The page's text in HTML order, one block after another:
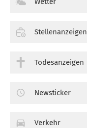
Stellenanzeigen
Todesanzeigen
Newsticker
Verkehr